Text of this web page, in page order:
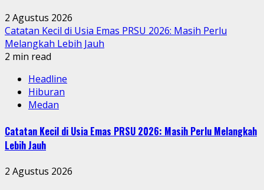
2 Agustus 2026
Catatan Kecil di Usia Emas PRSU 2026: Masih Perlu
Melangkah Lebih Jauh
2 min read
Headline
Hiburan
Medan
Catatan Kecil di Usia Emas PRSU 2026: Masih Perlu Melangkah
Lebih Jauh
2 Agustus 2026